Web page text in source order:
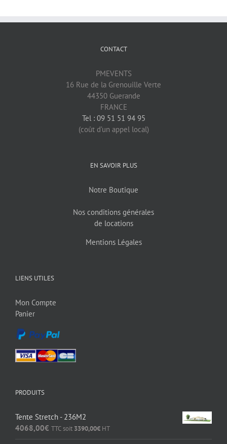
CONTACT
PMEVENTS
16 Rue de la Grenouille Verte
44350 Guerande
FRANCE
Tel : 09 51 51 94 95
(coût d’un appel local)
EN SAVOIR PLUS
Notre Boutique
Nos conditions générales
de locations
Mentions Légales
LIENS UTILES
Mon Compte
Panier
PRODUITS
Tente Stretch - 236M2
4068,00€ TTC soit 3390,00€ HT